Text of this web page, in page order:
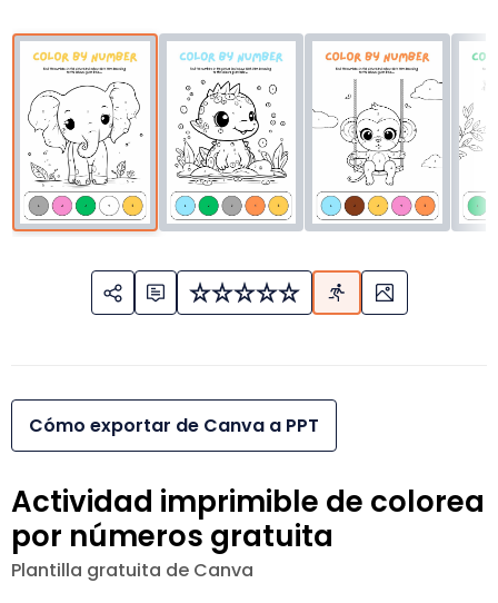
Cómo exportar de Canva a PPT
Actividad imprimible de colorea
por números gratuita
Plantilla gratuita de Canva